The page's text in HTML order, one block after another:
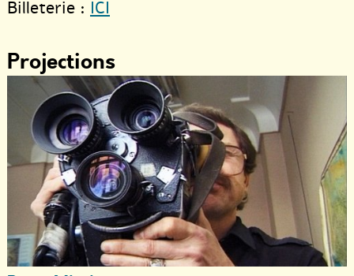
Billeterie : ICI
Projections